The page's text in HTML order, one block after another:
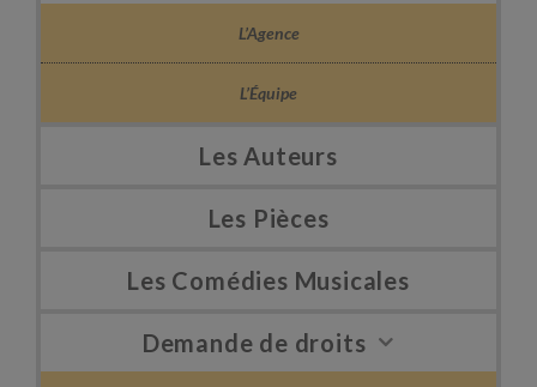
L’Agence
L’Équipe
Les Auteurs
Les Pièces
Les Comédies Musicales
Demande de droits